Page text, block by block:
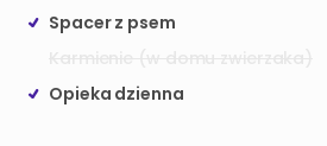
Spacer z psem
Opieka dzienna